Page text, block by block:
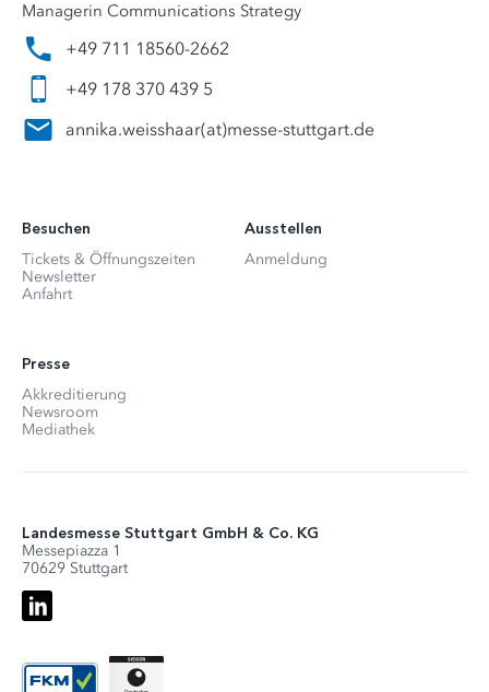
Managerin Communications Strategy
+49 711 18560-2662
+49 178 370 439 5
annika.weisshaar(at)messe-stuttgart.de
Besuchen
Tickets & Öffnungszeiten
Newsletter
Anfahrt
Ausstellen
Anmeldung
Presse
Akkreditierung
Newsroom
Mediathek
Landesmesse Stuttgart GmbH & Co. KG
Messepiazza 1
70629 Stuttgart